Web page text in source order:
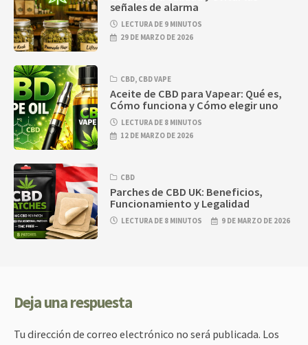
señales de alarma
LECTURA DE 9 MINUTOS
29 DE MARZO DE 2026
CBD, CBD VAPE
Aceite de CBD para Vapear: Qué es,
Cómo funciona y Cómo elegir uno
LECTURA DE 8 MINUTOS
12 DE MARZO DE 2026
CBD
Parches de CBD UK: Beneficios,
Funcionamiento y Legalidad
LECTURA DE 8 MINUTOS 9 DE MARZO DE 2026
Deja una respuesta
Tu dirección de correo electrónico no será publicada. Los